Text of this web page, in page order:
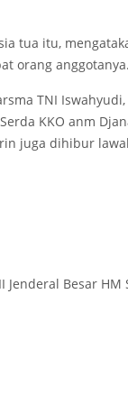
tua itu,
orang anggotanya.
TNI
KKO anm
juga dihibur
Besar HM